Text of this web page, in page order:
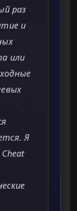
раз
и
или
Я